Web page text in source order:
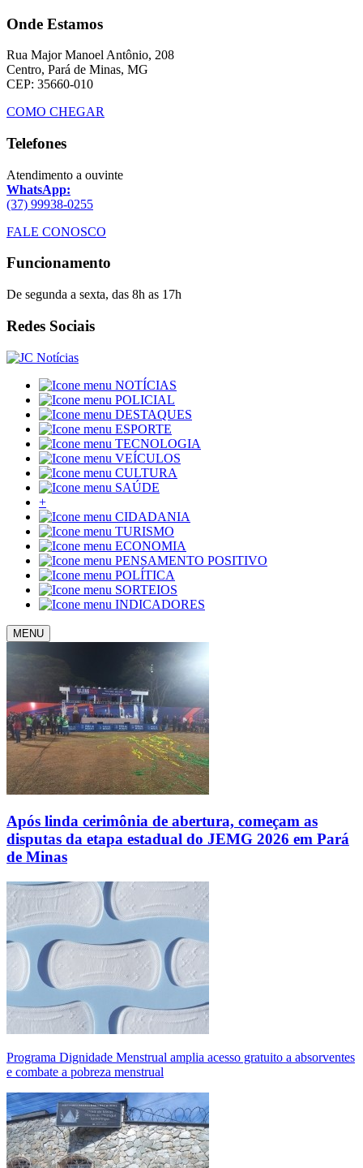
Onde Estamos
Rua Major Manoel Antônio, 208
Centro, Pará de Minas, MG
CEP: 35660-010
COMO CHEGAR
Telefones
Atendimento a ouvinte
WhatsApp:
(37) 99938-0255
FALE CONOSCO
Funcionamento
De segunda a sexta, das 8h as 17h
Redes Sociais
NOTÍCIAS
POLICIAL
DESTAQUES
ESPORTE
TECNOLOGIA
VEÍCULOS
CULTURA
SAÚDE
+
CIDADANIA
TURISMO
ECONOMIA
PENSAMENTO POSITIVO
POLÍTICA
SORTEIOS
INDICADORES
MENU
Após linda cerimônia de abertura, começam as
disputas da etapa estadual do JEMG 2026 em Pará
de Minas
Programa Dignidade Menstrual amplia acesso gratuito a absorventes
e combate a pobreza menstrual